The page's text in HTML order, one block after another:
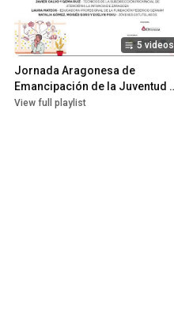
5 videos
Jornada Aragonesa de
Emancipación de la Juventud
Extutelada de Aragón
View full playlist